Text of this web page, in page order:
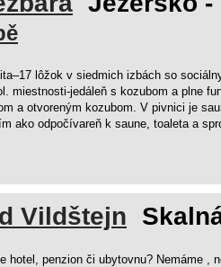
lôžok v siedmich izbách so
miestnosti-jedáleň s kozubom a plne
a otvoreným kozubom. V pivnici je
ako odpočívareň k saune, toaleta a
Vildštejn
hotel, penzion či ubytovnu? Nemáme ,